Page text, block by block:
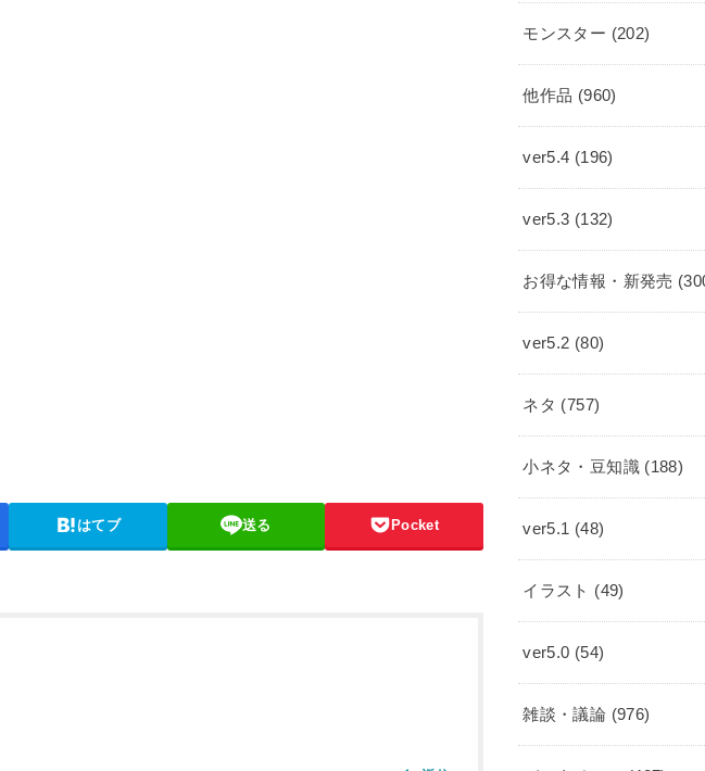
はてブ 送る Pocket
モンスター (202)
他作品 (960)
ver5.4 (196)
ver5.3 (132)
お得な情報・新発売
ver5.2 (80)
ネタ (757)
小ネタ・豆知識 (188)
ver5.1 (48)
イラスト (49)
ver5.0 (54)
雑談・議論 (976)